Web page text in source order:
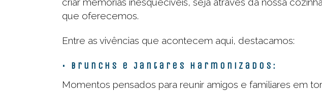
que oferecemos.
Entre as vivências que acontecem aqui, destacamos:
• Brunchs e Jantares Harmonizados:
Momentos pensados para reunir amigos e familiares em